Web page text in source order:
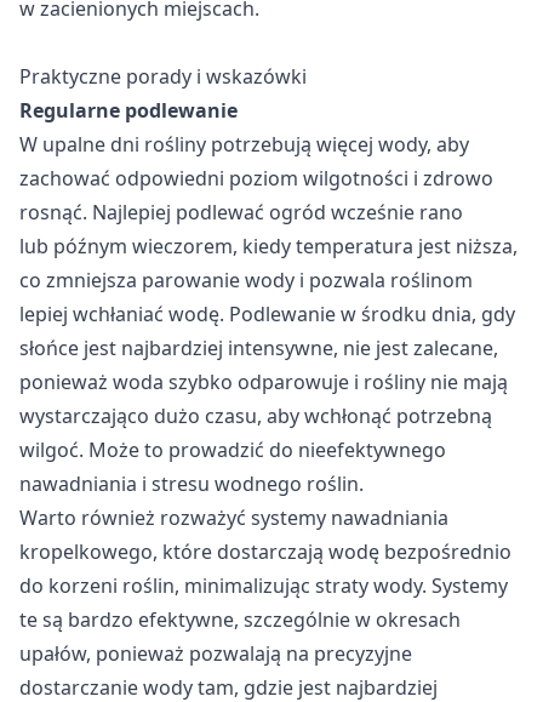
w zacienionych miejscach.
Praktyczne porady i wskazówki
Regularne podlewanie
W upalne dni rośliny potrzebują więcej wody, aby
zachować odpowiedni poziom wilgotności i zdrowo
rosnąć. Najlepiej podlewać ogród wcześnie rano
lub późnym wieczorem, kiedy temperatura jest niższa,
co zmniejsza parowanie wody i pozwala roślinom
lepiej wchłaniać wodę. Podlewanie w środku dnia, gdy
słońce jest najbardziej intensywne, nie jest zalecane,
ponieważ woda szybko odparowuje i rośliny nie mają
wystarczająco dużo czasu, aby wchłonąć potrzebną
wilgoć. Może to prowadzić do nieefektywnego
nawadniania i stresu wodnego roślin.
Warto również rozważyć systemy nawadniania
kropelkowego, które dostarczają wodę bezpośrednio
do korzeni roślin, minimalizując straty wody. Systemy
te są bardzo efektywne, szczególnie w okresach
upałów, ponieważ pozwalają na precyzyjne
dostarczanie wody tam, gdzie jest najbardziej